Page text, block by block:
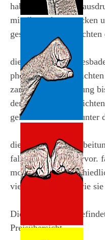
haben ihre eigenen
mimik. narben, macken
geschichten. geschichten
die photogalerie
photographiert.
zart bis grob, von jung
der haut. einige
gehen und blicken unter
die besondere
falten der hände hervor.
modifiziert.
vielfältig gezeigt, wie sie
Die Bildergalerie
Preisübersicht.
limitierte edition
limitierte edition